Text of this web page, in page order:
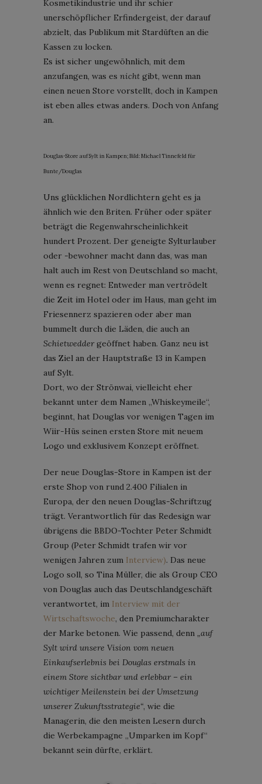
Kosmetikindustrie und ihr schier
unerschöpflicher Erfindergeist, der darauf
abzielt, das Publikum mit Stardüften an die
Kassen zu locken.
Es ist sicher ungewöhnlich, mit dem
anzufangen, was es nicht gibt, wenn man
einen neuen Store vorstellt, doch in Kampen
ist eben alles etwas anders. Doch von Anfang
an.
Douglas-Store auf Sylt in Kampen; Bild: Michael Tinnefeld für
Bunte/Douglas
Uns glücklichen Nordlichtern geht es ja
ähnlich wie den Briten. Früher oder später
beträgt die Regenwahrscheinlichkeit
hundert Prozent. Der geneigte Sylturlauber
oder -bewohner macht dann das, was man
halt auch im Rest von Deutschland so macht,
wenn es regnet: Entweder man vertrödelt
die Zeit im Hotel oder im Haus, man geht im
Friesennerz spazieren oder aber man
bummelt durch die Läden, die auch an
Schietweddergeöffnet haben. Ganz neu ist
das Ziel an der Hauptstraße 13 in Kampen
auf Sylt.
Dort, wo der Strönwai, vielleicht eher
bekannt unter dem Namen „Whiskeymeile“,
beginnt, hat Douglas vor wenigen Tagen im
Wiir-Hüs seinen ersten Store mit neuem
Logo und exklusivem Konzept eröffnet.
Der neue Douglas-Store in Kampen ist der
erste Shop von rund 2.400 Filialen in
Europa, der den neuen Douglas-Schriftzug
trägt. Verantwortlich für das Redesign war
übrigens die BBDO-Tochter Peter Schmidt
Group (Peter Schmidt trafen wir vor
wenigen Jahren zum Interview). Das neue
Logo soll, so Tina Müller, die als Group CEO
von Douglas auch das Deutschlandgeschäft
verantwortet, im Interview mit der
Wirtschaftswoche, den Premiumcharakter
der Marke betonen. Wie passend, denn „auf
Sylt wird unsere Vision vom neuen
Einkaufserlebnis bei Douglas erstmals in
einem Store sichtbar und erlebbar – ein
wichtiger Meilenstein bei der Umsetzung
unserer Zukunftsstrategie“, wie die
Managerin, die den meisten Lesern durch
die Werbekampagne „Umparken im Kopf“
bekannt sein dürfte, erklärt.
Douglas-Store auf Sylt in Kampen; Bild: Michael Tinnefeld für